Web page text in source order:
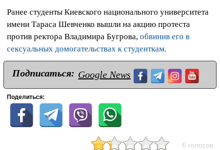
Ранее студенты Киевского национального университета
имени Тараса Шевченко вышли на акцию протеста
против ректора Владимира Бугрова, обвинив его в
сексуальных домогательствах к студенткам.
Подписаться: Google News
Поделиться:
6 голосов